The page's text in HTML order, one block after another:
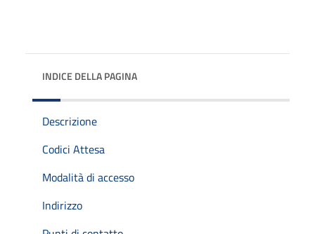
INDICE DELLA PAGINA
Descrizione
Codici Attesa
Modalità di accesso
Indirizzo